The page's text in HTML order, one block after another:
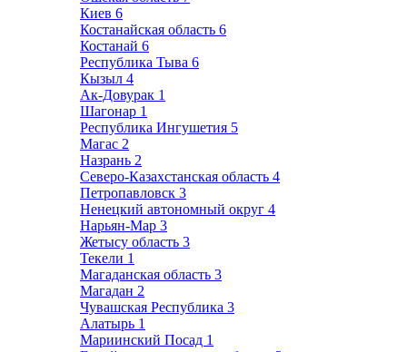
Киев 6
Костанайская область 6
Костанай 6
Республика Тыва 6
Кызыл 4
Ак-Довурак 1
Шагонар 1
Республика Ингушетия 5
Магас 2
Назрань 2
Северо-Казахстанская область 4
Петропавловск 3
Ненецкий автономный округ 4
Нарьян-Мар 3
Жетысу область 3
Текели 1
Магаданская область 3
Магадан 2
Чувашская Республика 3
Алатырь 1
Мариинский Посад 1